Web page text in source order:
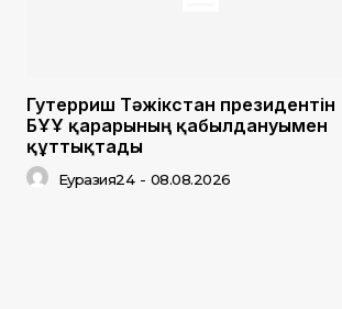
Гутерриш Тәжікстан президентін
БҰҰ қарарының қабылдануымен
құттықтады
Еуразия24 - 08.08.2026